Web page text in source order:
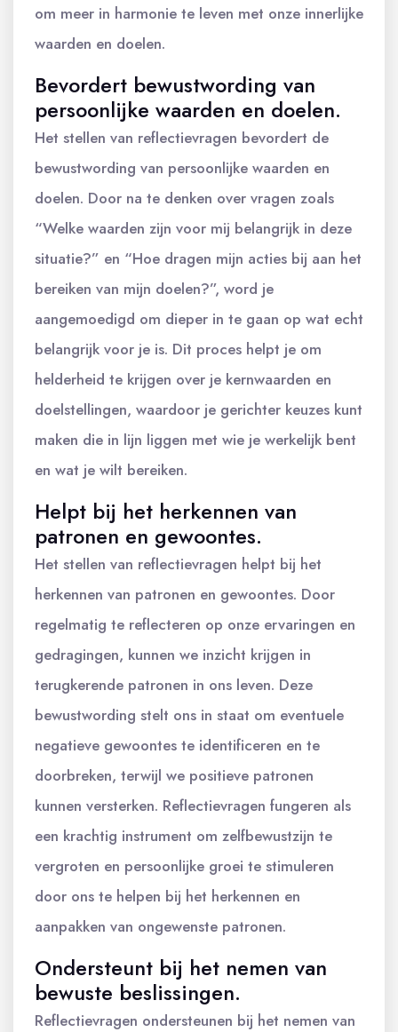
om meer in harmonie te leven met onze innerlijke
waarden en doelen.
Bevordert bewustwording van
persoonlijke waarden en doelen.
Het stellen van reflectievragen bevordert de
bewustwording van persoonlijke waarden en
doelen. Door na te denken over vragen zoals
“Welke waarden zijn voor mij belangrijk in deze
situatie?” en “Hoe dragen mijn acties bij aan het
bereiken van mijn doelen?”, word je
aangemoedigd om dieper in te gaan op wat echt
belangrijk voor je is. Dit proces helpt je om
helderheid te krijgen over je kernwaarden en
doelstellingen, waardoor je gerichter keuzes kunt
maken die in lijn liggen met wie je werkelijk bent
en wat je wilt bereiken.
Helpt bij het herkennen van
patronen en gewoontes.
Het stellen van reflectievragen helpt bij het
herkennen van patronen en gewoontes. Door
regelmatig te reflecteren op onze ervaringen en
gedragingen, kunnen we inzicht krijgen in
terugkerende patronen in ons leven. Deze
bewustwording stelt ons in staat om eventuele
negatieve gewoontes te identificeren en te
doorbreken, terwijl we positieve patronen
kunnen versterken. Reflectievragen fungeren als
een krachtig instrument om zelfbewustzijn te
vergroten en persoonlijke groei te stimuleren
door ons te helpen bij het herkennen en
aanpakken van ongewenste patronen.
Ondersteunt bij het nemen van
bewuste beslissingen.
Reflectievragen ondersteunen bij het nemen van